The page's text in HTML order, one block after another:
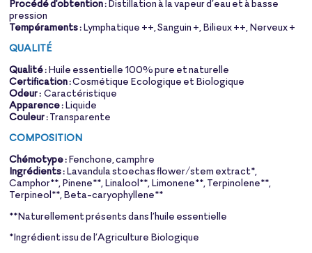
Procédé d'obtention :Distillation à la vapeur d’eau et à basse
pression
Tempéraments :Lymphatique ++, Sanguin +, Bilieux ++, Nerveux +
QUALITÉ
Qualité :Huile essentielle 100% pure et naturelle
Certification :Cosmétique Ecologique et Biologique
Odeur :Caractéristique
Apparence :Liquide
Couleur :Transparente
COMPOSITION
Chémotype :Fenchone, camphre
Ingrédients :Lavandula stoechas flower/stem extract*,
Camphor**, Pinene**, Linalool**, Limonene**, Terpinolene**,
Terpineol**, Beta-caryophyllene**
**Naturellement présents dans l’huile essentielle
*Ingrédient issu de l’Agriculture Biologique